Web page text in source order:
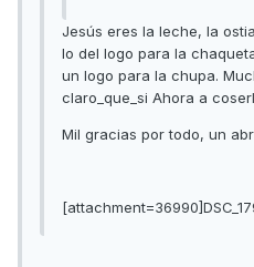
Jesús eres la leche, la
lo del logo para la
un logo para la chupa.
claro_que_si Ahora a
Mil gracias por todo, un